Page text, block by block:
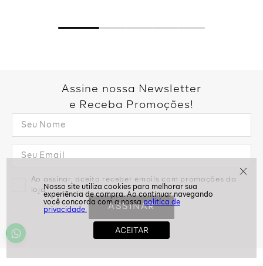
politíca de
privacidade.
Assine nossa Newsletter
e Receba Promoções!
Ao assinar, aceito receber emails com promoções da
loja
ASSINAR